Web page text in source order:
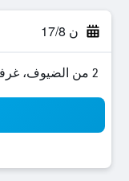
ن 17/8
2 من الضيوف، غرفة واحدة